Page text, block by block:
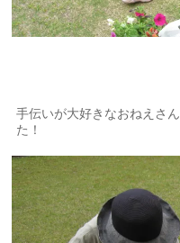
手伝いが大好きなおねえさ
た！